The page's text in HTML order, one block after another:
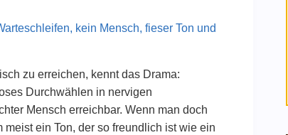
kein Mensch, fieser Ton und
zu erreichen, kennt das Drama:
Durchwählen in nervigen
Mensch erreichbar. Wenn man doch
ein Ton, der so freundlich ist wie ein